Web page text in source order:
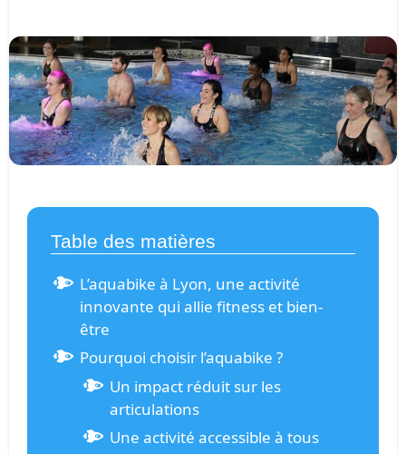
Table des matières
L’aquabike à Lyon, une activité
innovante qui allie fitness et bien-
être
Pourquoi choisir l’aquabike ?
Un impact réduit sur les
articulations
Une activité accessible à tous